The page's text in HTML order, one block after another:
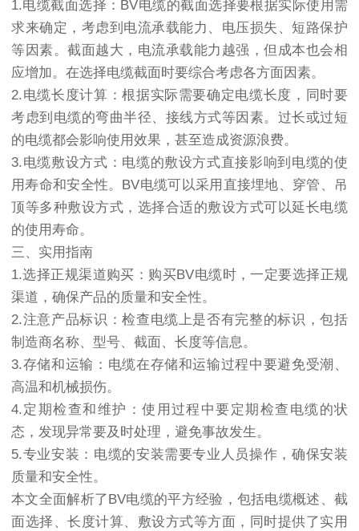
1.电缆截面选择：BV电缆的截面选择要根据实际使用需
求来确定，考虑到电流承载能力、电压损失、短路保护
等因素。截面越大，电流承载能力越强，但成本也会相
应增加。在选择电缆截面时要综合考虑各方面因素。
2.电缆长度计算：根据实际需要确定电缆长度，同时要
考虑到电缆的弯曲半径、接线方式等因素。过长或过短
的电缆都会影响使用效果，甚至造成资源浪费。
3.电缆敷设方式：电缆的敷设方式直接影响到电缆的使
用寿命和安全性。BV电缆可以采用直接埋地、穿管、吊
顶等多种敷设方式，选择合适的敷设方式可以延长电缆
的使用寿命。
三、实用指南
1.选择正规渠道购买：购买BV电缆时，一定要选择正规
渠道，确保产品的质量和安全性。
2.注意产品标识：检查电缆上是否有完整的标识，包括
制造商名称、型号、截面、长度等信息。
3.存储和运输：电缆在存储和运输过程中要避免受潮、
高温和机械损伤。
4.定期检查和维护：使用过程中要定期检查电缆的状
态，发现异常要及时处理，避免事故发生。
5.专业安装：电缆的安装需要专业人员操作，确保安装
质量和安全性。
本文全面解析了BV电缆的平方经验，包括电缆概述、截
面选择、长度计算、敷设方式等方面，同时提供了实用